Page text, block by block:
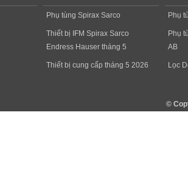
Phụ tùng Spirax Sarco
Thiết bị IFM Spirax Sarco
Endress Hauser tháng 5
Thiết bị cung cấp tháng 5 2026
Phụ
Phụ
AB
Lọc
©